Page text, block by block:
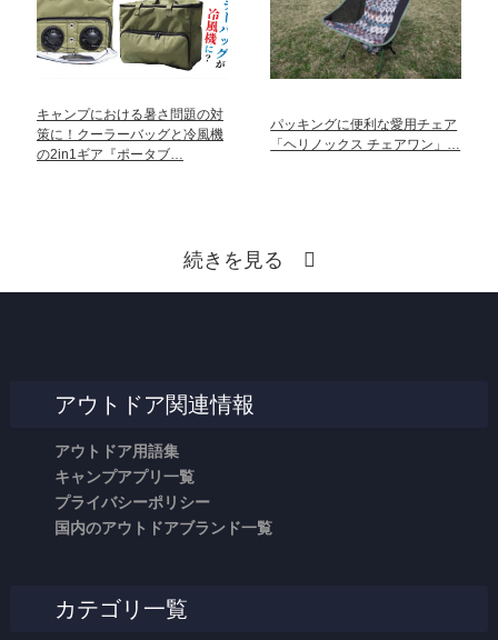
キャンプにおける暑さ問題の対
策に！クーラーバッグと冷風機
の2in1ギア『ポータブ…
パッキングに便利な愛用チェア
「ヘリノックス チェアワン」…
続きを見る
アウトドア関連情報
アウトドア用語集
キャンプアプリ一覧
プライバシーポリシー
国内のアウトドアブランド一覧
カテゴリ一覧